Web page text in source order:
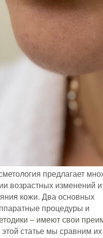
предлагает
возрастных изменений и
кожи. Два основных
процедуры и
– имеют свои
статье мы сравним их